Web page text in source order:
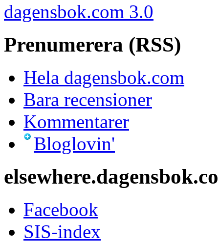
dagensbok.com 3.0
Prenumerera (RSS)
Hela dagensbok.com
Bara recensioner
Kommentarer
Bloglovin'
Facebook
SIS-index